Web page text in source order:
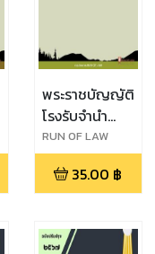
พระราชบัญญัติ
โรงรับจำนำ
พ.ศ. ๒๕๐๕
RUN OF LAW
35.00 ฿